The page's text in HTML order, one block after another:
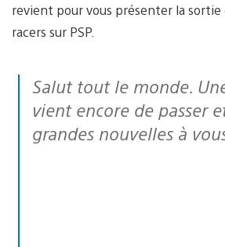
revient pour vous présenter la
racers sur PSP.
Salut tout le monde. Une semaine
vient encore de passer
grandes nouvelles à